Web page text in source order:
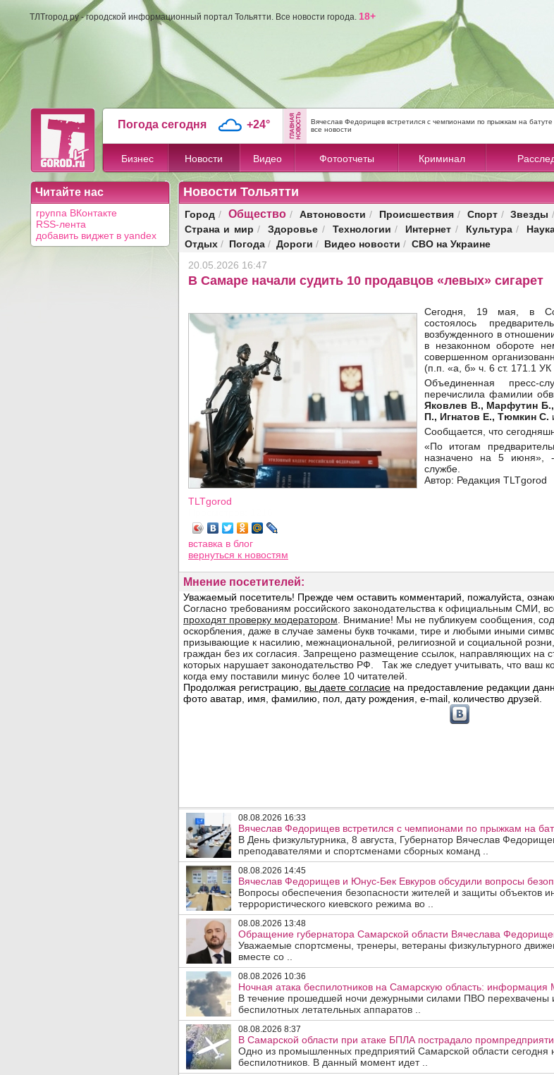
ТЛТгород.ру - городской информационный портал Тольятти. Все новости города. 18+
Погода сегодня +24°
Вячеслав Федорищев встретился с чемпионами по прыжкам на батуте
все новости
Бизнес Новости Видео Фотоотчеты Криминал
Читайте нас
группа ВКонтакте
RSS-лента
добавить виджет в yandex
Новости Тольятти
Город / Общество/ Автоновости / Происшествия/ Спорт/ Звезды /
Страна и мир / Здоровье / Технологии / Интернет / Культура/
Отдых / Погода / Дороги / Видео новости / СВО на Украине
20.05.2026 16:47
В Самаре начали судить 10 продавцов «левых» сигарет
Сегодня, 19 мая, в
состоялось
возбужденного в
в незаконном обороте
совершенном
(п.п. «а, б» ч. 6 ст. 171.1 УК
Объединенная пресс-
перечислила фамилии
Яковлев В., Марфутин
П., Игнатов Е., Тюмкин С.
Сообщается, что
«По итогам
назначено на 5 июня»,
службе.
Автор: Редакция TLTgorod
TLTgorod
вставка в блог
вернуться к новостям
Мнение посетителей:
08.08.2026 16:33
Вячеслав Федорищев встретился с чемпионами по прыжкам на
В День физкультурника, 8 августа, Губернатор Вячеслав
преподавателями и спортсменами сборных команд ..
08.08.2026 14:45
Вячеслав Федорищев и Юнус-Бек Евкуров обсудили вопросы
Вопросы обеспечения безопасности жителей и защиты объектов
террористического киевского режима во ..
08.08.2026 13:48
Обращение губернатора Самарской области Вячеслава
Уважаемые спортсмены, тренеры, ветераны физкультурного
вместе со ..
08.08.2026 10:36
Ночная атака беспилотников на Самарскую область:
В течение прошедшей ночи дежурными силами ПВО перехвачены
беспилотных летательных аппаратов ..
08.08.2026 8:37
В Самарской области при атаке БПЛА пострадало
Одно из промышленных предприятий Самарской области сегодня
беспилотников. В данный момент идет ..